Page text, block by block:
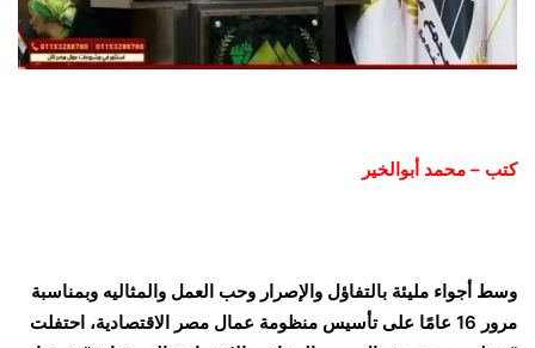
كتب – محمد أبوالخير
وسط أجواء مليئة بالتفاؤل والإصرار وحب العمل والمثاليه وبمناسبة
مرور 16 عامًا على تأسيس منظومة عمال مصر الاقتصادية، احتفلت